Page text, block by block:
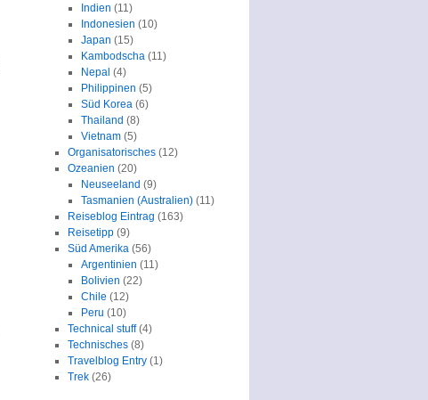
Indien (11)
Indonesien (10)
Japan (15)
Kambodscha (11)
Nepal (4)
Philippinen (5)
Süd Korea (6)
Thailand (8)
Vietnam (5)
Organisatorisches(12)
Ozeanien (20)
Neuseeland (9)
Tasmanien (Australien) (11)
Reiseblog Eintrag (163)
Reisetipp(9)
Süd Amerika(56)
Argentinien (11)
Bolivien (22)
Chile (12)
Peru (10)
Technical stuff(4)
Technisches(8)
Travelblog Entry(1)
Trek(26)